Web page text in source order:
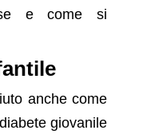
e come si
anche come
giovanile